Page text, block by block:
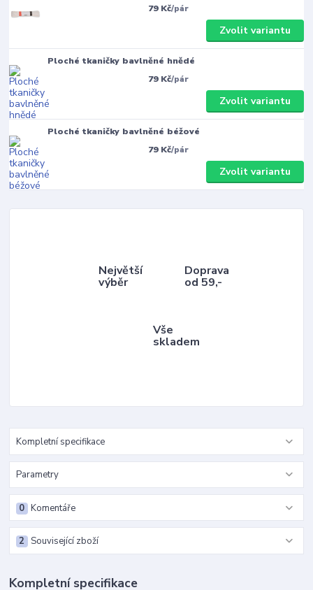
79 Kč/pár
Zvolit variantu
Ploché tkaničky bavlněné hnědé
79 Kč/pár
Zvolit variantu
Ploché tkaničky bavlněné béžové
79 Kč/pár
Zvolit variantu
Největší
výběr
Doprava
od 59,-
Vše
skladem
Kompletní specifikace
Parametry
Komentáře
0
Související zboží
2
Kompletní specifikace